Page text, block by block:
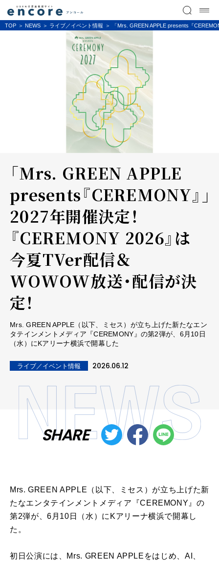
TOP NEWS ライブ／イベント情報 「Mrs. GREEN APPLE presents『
「Mrs. GREEN APPLE
presents『CEREMONY』」
2027年開催決定！
『CEREMONY 2026』は
今夏TVer配信＆
WOWOW放送・配信が決
定！
Mrs. GREEN APPLE（以下、ミセス）が立ち上げた新たなエン
タテインメントメディア『CEREMONY』の第2弾が、6月10日
（水）にKアリーナ横浜で開幕した
ライブ／イベント情報 2026.06.12
SHARE
Mrs. GREEN APPLE（以下、ミセス）が立ち上げた新
たなエンタテインメントメディア『CEREMONY』の
第2弾が、6月10日（水）にKアリーナ横浜で開幕し
た。
初日公演には、Mrs. GREEN APPLEをはじめ、AI、